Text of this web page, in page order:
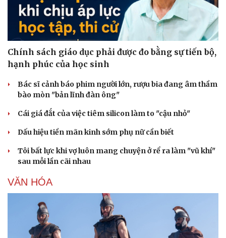
Sức khỏe
Dinh dưỡng - món ngon
Cây thuốc
Nhi khoa
Làm đẹp - giảm cân
Ăn sạch sống khỏe
Nhà đẹp
Blog
Chính sách giáo dục phải được đo bằng sự tiến bộ,
hạnh phúc của học sinh
Bác sĩ cảnh báo phim người lớn, rượu bia đang âm thầm
bào mòn "bản lĩnh đàn ông"
Cái giá đắt của việc tiêm silicon làm to "cậu nhỏ"
Dấu hiệu tiền mãn kinh sớm phụ nữ cần biết
Tôi bất lực khi vợ luôn mang chuyện ở rể ra làm "vũ khí"
sau mỗi lần cãi nhau
VĂN HÓA